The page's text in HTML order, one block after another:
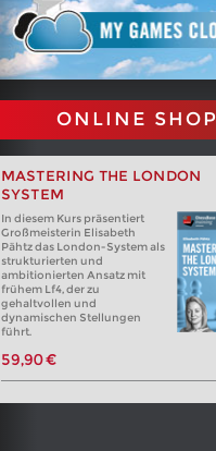
ONLINE SHOP
MASTERING THE LONDON
SYSTEM
In diesem Kurs präsentiert
Großmeisterin Elisabeth
Pähtz das London-System als
strukturierten und
ambitionierten Ansatz mit
frühem Lf4, der zu
gehaltvollen und
dynamischen Stellungen
führt.
59,90 €